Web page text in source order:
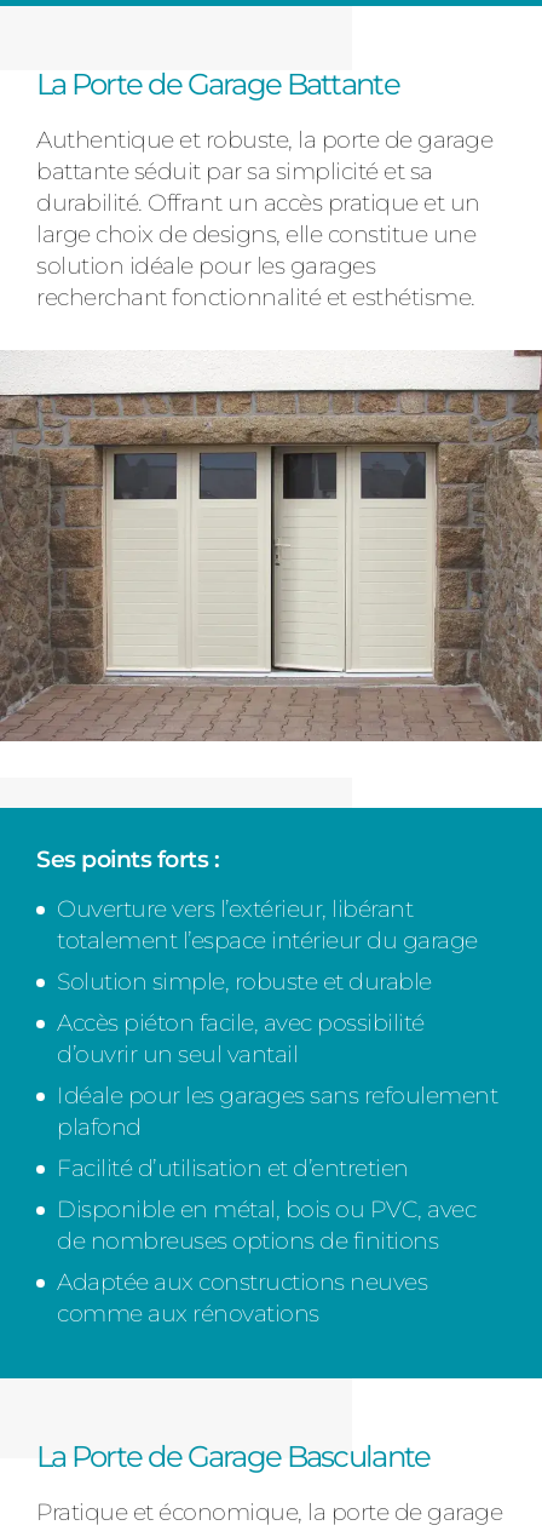
La Porte de Garage Battante
Authentique et robuste, la porte de garage
battante séduit par sa simplicité et sa
durabilité. Offrant un accès pratique et un
large choix de designs, elle constitue une
solution idéale pour les garages
recherchant fonctionnalité et esthétisme.
Ses points forts :
Ouverture vers l’extérieur, libérant
totalement l’espace intérieur du garage
Solution simple, robuste et durable
Accès piéton facile, avec possibilité
d’ouvrir un seul vantail
Idéale pour les garages sans refoulement
plafond
Facilité d’utilisation et d’entretien
Disponible en métal, bois ou PVC, avec
de nombreuses options de finitions
Adaptée aux constructions neuves
comme aux rénovations
La Porte de Garage Basculante
Pratique et économique, la porte de garage